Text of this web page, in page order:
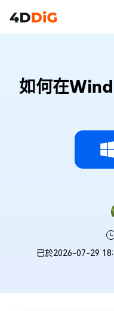
如何在
已於2026-07-29